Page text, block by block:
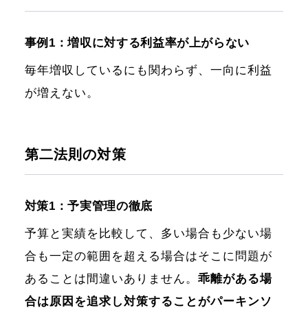
事例1：増収に対する利益率が上がらない
毎年増収しているにも関わらず、一向に利益
が増えない。
第二法則の対策
対策1：予実管理の徹底
予算と実績を比較して、多い場合も少ない場
合も一定の範囲を超える場合はそこに問題が
あることは間違いありません。 乖離がある場
合は原因を追求し対策することがパーキンソ